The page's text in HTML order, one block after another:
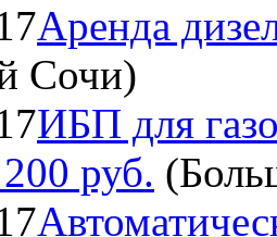
Аренда
Сочи)
ИБП для
руб. (